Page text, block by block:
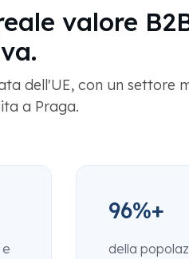
valore
dell'UE, con un settore
a Praga.
96%+
della